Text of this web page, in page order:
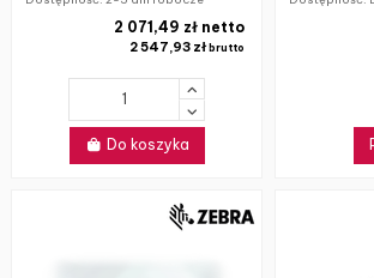
2 547,93 zł brutto
2 071,49 zł netto
Do koszyka